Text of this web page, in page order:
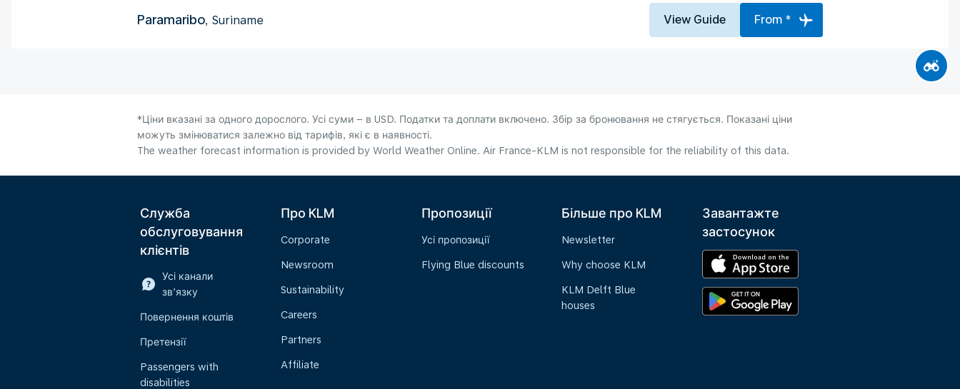
Paramaribo, Suriname View Guide From *
*Ціни вказані за одного дорослого. Усі суми – в USD. Податки та доплати включено. Збір за бронювання не стягується. Показані ціни
можуть змінюватися залежно від тарифів, які є в наявності.
The weather forecast information is provided by World Weather Online. Air France-KLM is not responsible for the reliability of this data.
Служба
обслуговування
клієнтів
Усі канали
зв’язку
Повернення коштів
Претензії
Passengers with
disabilities
Про KLM
Corporate
Newsroom
Sustainability
Careers
Partners
Affiliate
Пропозиції
Усі пропозиції
Flying Blue discounts
Більше про KLM
Newsletter
Why choose KLM
KLM Delft Blue
houses
Завантажте
застосунок